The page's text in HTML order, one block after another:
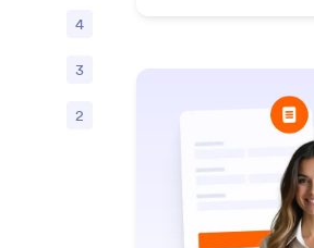
4
3
2